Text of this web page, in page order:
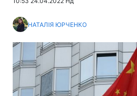
НАТАЛІЯ ЮРЧЕНКО